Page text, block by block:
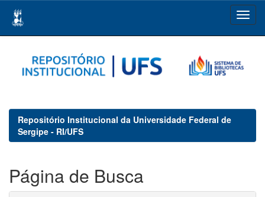
navigation
Repositório Institucional da Universidade Federal de
Sergipe - RI/UFS
Página de Busca